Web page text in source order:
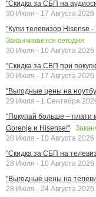
"Скидка за СБП на
30 Июля - 17 Августа 2026
"Купи телевизор Hisense -
Заканчивается сегодня
30 Июля - 10 Августа 2026
"Скидка за СБП при
30 Июля - 17 Августа 2026
"Выгодные цены на
29 Июля - 1 Сентября
"Покупай больше – плати
Gorenje и Hisense!"
28 Июля - 10 Августа 2026
"Скидка за СБП на
28 Июля - 10 Августа 2026
"Выгодные цены на
28 Июля - 24 Августа 2026